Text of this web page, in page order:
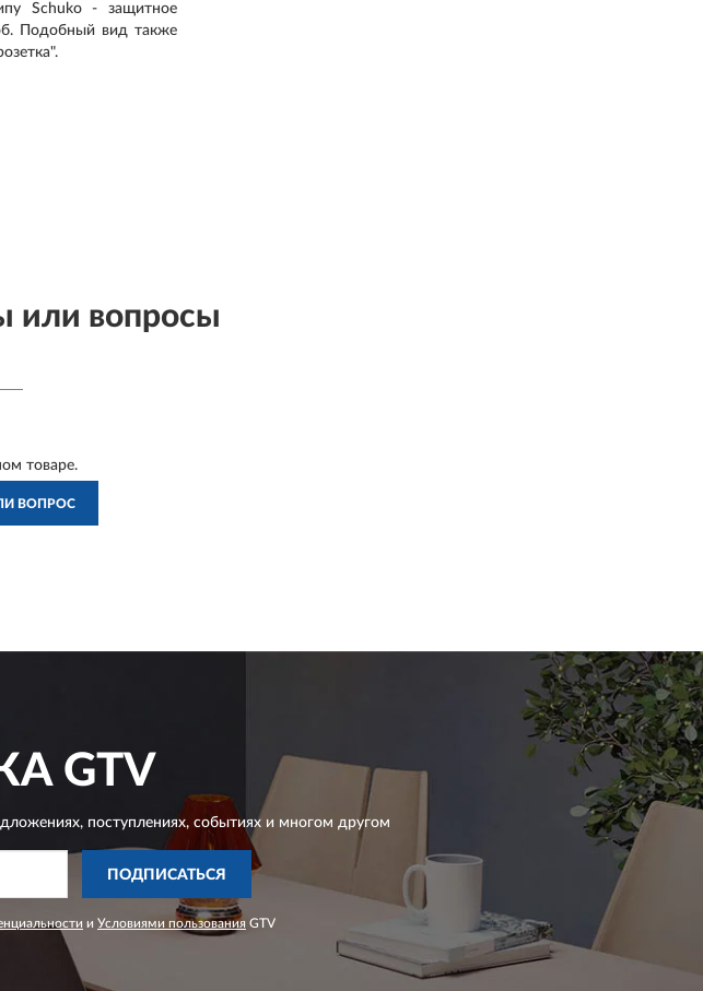
Schuko - защитное
Подобный вид также
или вопросы
товаре.
ВОПРОС
GTV
поступлениях, событиях и многом другом
ПОДПИСАТЬСЯ
и Условиями пользования GTV